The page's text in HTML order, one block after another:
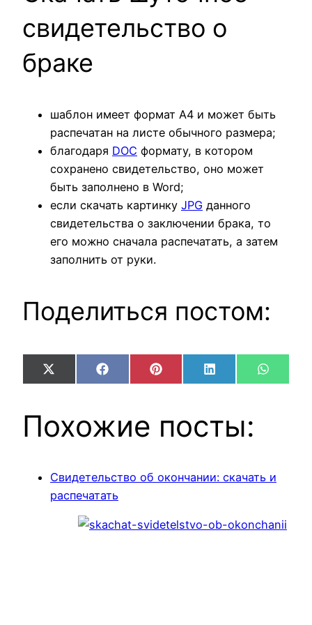
свидетельство о
браке
шаблон имеет формат А4 и может быть
распечатан на листе обычного размера;
благодаря DOC формату, в котором
сохранено свидетельство, оно может
быть заполнено в Word;
если скачать картинку JPG данного
свидетельства о заключении брака, то
его можно сначала распечатать, а затем
заполнить от руки.
Поделиться постом:
Share
on
X
(Twitter)
Share
on
FacebookShare
on
Pinterest Share
on
LinkedIn Share
on
Похожие посты:
Свидетельство об окончании: скачать и
распечатать